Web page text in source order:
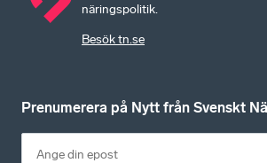
näringspolitik.
Besök tn.se
Prenumerera på Nytt från Svenskt